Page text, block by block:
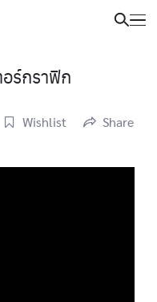
ร์กราฟิก
Wishlist Share